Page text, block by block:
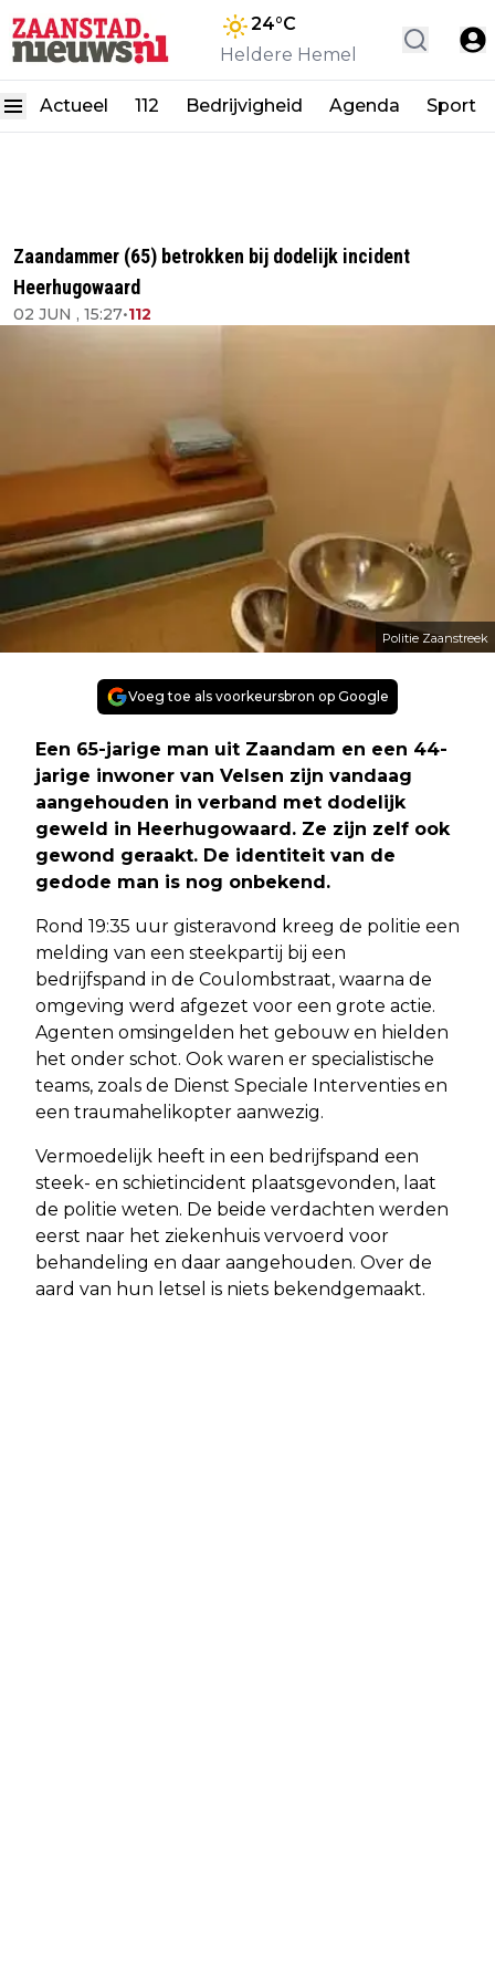
24°C
Heldere Hemel
Actueel 112 Bedrijvigheid Agenda Sport
Zaandammer (65) betrokken bij dodelijk incident
Heerhugowaard
02 JUN , 15:27•112
Politie Zaanstreek
Voeg toe als voorkeursbron op Google
Een 65-jarige man uit Zaandam en een 44-
jarige inwoner van Velsen zijn vandaag
aangehouden in verband met dodelijk
geweld in Heerhugowaard. Ze zijn zelf ook
gewond geraakt. De identiteit van de
gedode man is nog onbekend.
Rond 19:35 uur gisteravond kreeg de politie een
melding van een steekpartij bij een
bedrijfspand in de Coulombstraat, waarna de
omgeving werd afgezet voor een grote actie.
Agenten omsingelden het gebouw en hielden
het onder schot. Ook waren er specialistische
teams, zoals de Dienst Speciale Interventies en
een traumahelikopter aanwezig.
Vermoedelijk heeft in een bedrijfspand een
steek- en schietincident plaatsgevonden, laat
de politie weten. De beide verdachten werden
eerst naar het ziekenhuis vervoerd voor
behandeling en daar aangehouden. Over de
aard van hun letsel is niets bekendgemaakt.